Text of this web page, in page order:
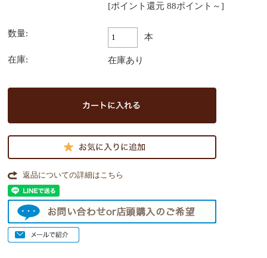
[ポイント還元 88ポイント～]
数量: 本
在庫: 在庫あり
返品についての詳細はこちら